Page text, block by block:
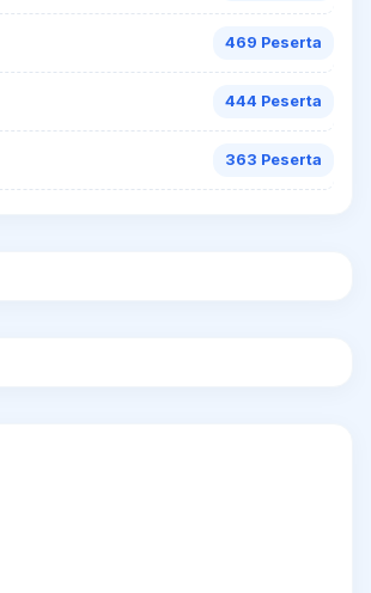
469 Peserta
444 Peserta
363 Peserta